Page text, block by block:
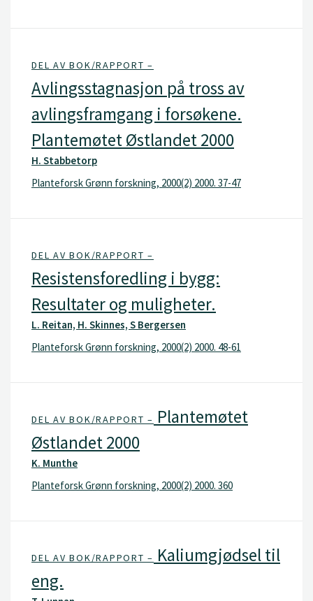
DEL AV BOK/RAPPORT –
Avlingsstagnasjon på tross av
avlingsframgang i forsøkene.
Plantemøtet Østlandet 2000
H. Stabbetorp
Planteforsk Grønn forskning, 2000(2) 2000. 37-47
DEL AV BOK/RAPPORT –
Resistensforedling i bygg:
Resultater og muligheter.
L. Reitan, H. Skinnes, S Bergersen
Planteforsk Grønn forskning, 2000(2) 2000. 48-61
DEL AV BOK/RAPPORT – Plantemøtet
Østlandet 2000
K. Munthe
Planteforsk Grønn forskning, 2000(2) 2000. 360
DEL AV BOK/RAPPORT – Kaliumgjødsel til
eng.